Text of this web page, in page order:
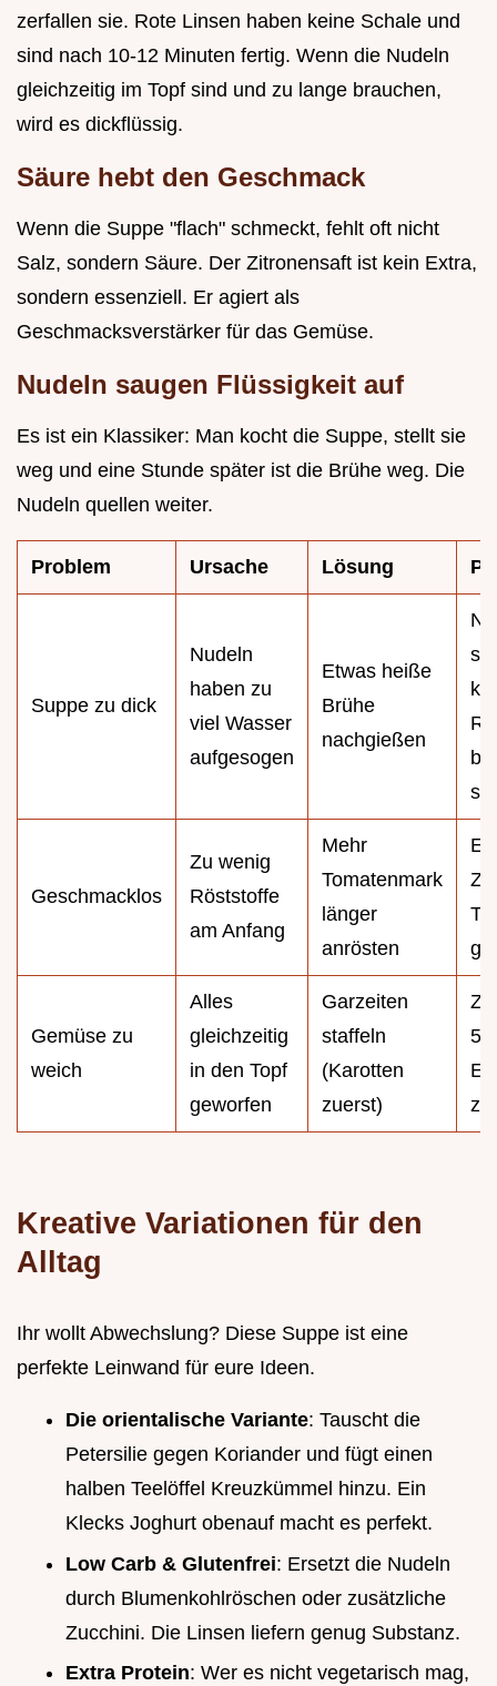
zerfallen sie. Rote Linsen haben keine Schale und
sind nach 10-12 Minuten fertig. Wenn die Nudeln
gleichzeitig im Topf sind und zu lange brauchen,
wird es dickflüssig.
Säure hebt den Geschmack
Wenn die Suppe "flach" schmeckt, fehlt oft nicht
Salz, sondern Säure. Der Zitronensaft ist kein Extra,
sondern essenziell. Er agiert als
Geschmacksverstärker für das Gemüse.
Nudeln saugen Flüssigkeit auf
Es ist ein Klassiker: Man kocht die Suppe, stellt sie
weg und eine Stunde später ist die Brühe weg. Die
Nudeln quellen weiter.
Problem Ursache Lösung
Suppe zu dick
Nudeln
haben zu
viel Wasser
aufgesogen
Etwas heiße
Brühe
nachgießen
Geschmacklos
Zu wenig
Röststoffe
am Anfang
Mehr
Tomatenmark
länger
anrösten
Gemüse zu
weich
Alles
gleichzeitig
in den Topf
geworfen
Garzeiten
staffeln
(Karotten
zuerst)
5
Kreative Variationen für den
Alltag
Ihr wollt Abwechslung? Diese Suppe ist eine
perfekte Leinwand für eure Ideen.
Die orientalische Variante: Tauscht die
Petersilie gegen Koriander und fügt einen
halben Teelöffel Kreuzkümmel hinzu. Ein
Klecks Joghurt obenauf macht es perfekt.
Low Carb & Glutenfrei: Ersetzt die Nudeln
durch Blumenkohlröschen oder zusätzliche
Zucchini. Die Linsen liefern genug Substanz.
Extra Protein: Wer es nicht vegetarisch mag,